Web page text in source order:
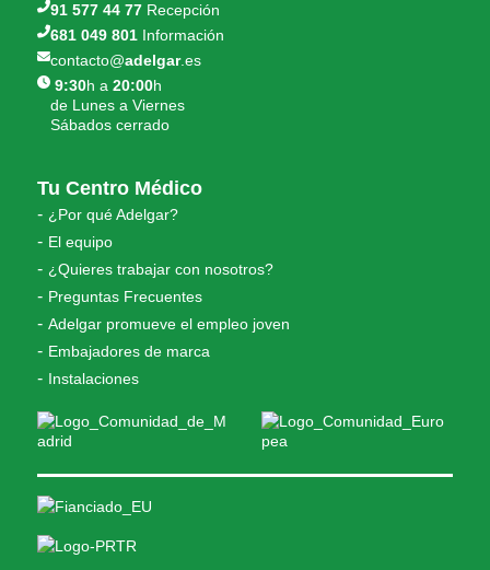
91 577 44 77 Recepción
681 049 801 Información
contacto@adelgar.es
9:30h a20:00h
de Lunes a Viernes
Sábados cerrado
Tu Centro Médico
¿Por qué Adelgar?
El equipo
¿Quieres trabajar con nosotros?
Preguntas Frecuentes
Adelgar promueve el empleo joven
Embajadores de marca
Instalaciones